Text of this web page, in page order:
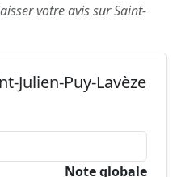
votre avis sur Saint-
Julien-Puy-Lavèze
Note globale